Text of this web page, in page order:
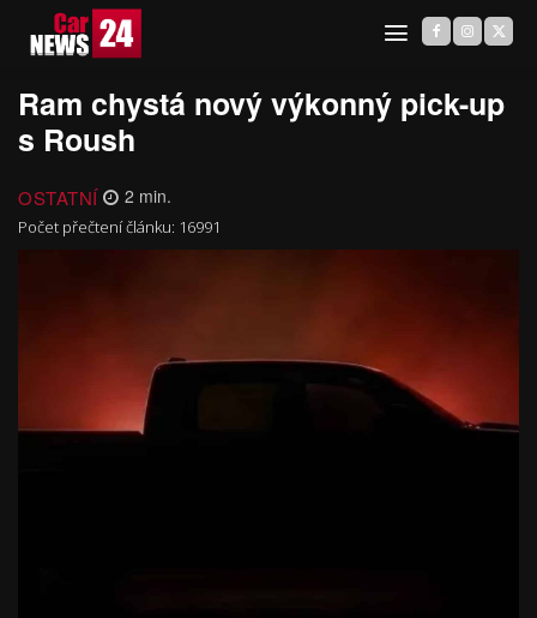
Ram chystá nový výkonný pick-up
s Roush
OSTATNÍ 2 min.
Počet přečtení článku: 16991